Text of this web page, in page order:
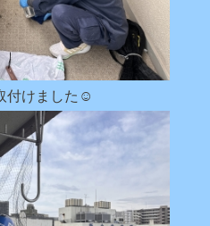
付けました☺